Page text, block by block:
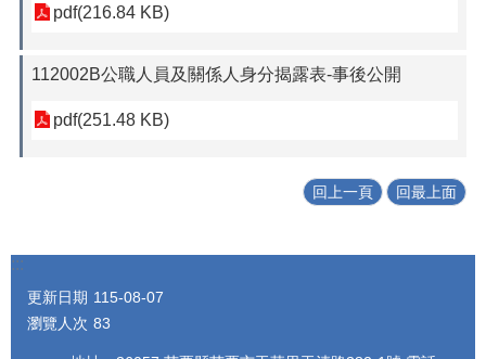
pdf(216.84 KB)
112002B公職人員及關係人身分揭露表-事後公開
pdf(251.48 KB)
回上一頁 回最上面
:::
更新日期 115-08-07
瀏覽人次 83